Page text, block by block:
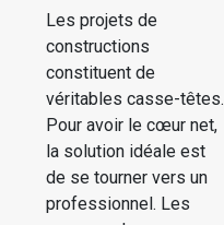
Les projets de
constructions
constituent de
véritables casse-têtes.
Pour avoir le cœur net,
la solution idéale est
de se tourner vers un
professionnel. Les